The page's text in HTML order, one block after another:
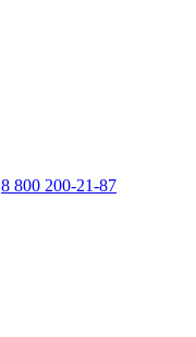
8 800 200-21-87